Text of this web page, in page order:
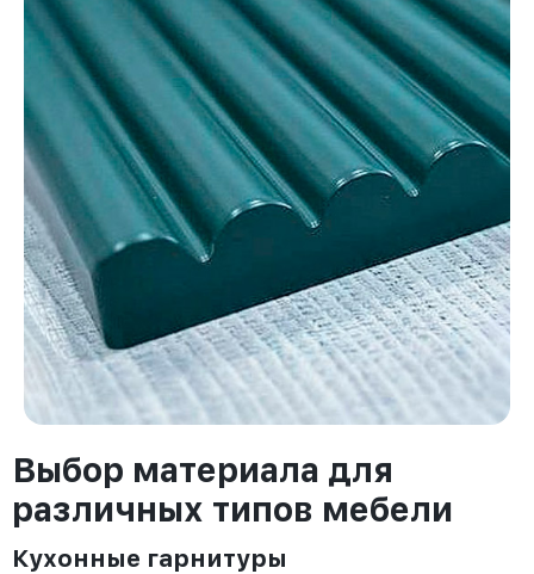
Выбор материала для
различных типов мебели
Кухонные гарнитуры